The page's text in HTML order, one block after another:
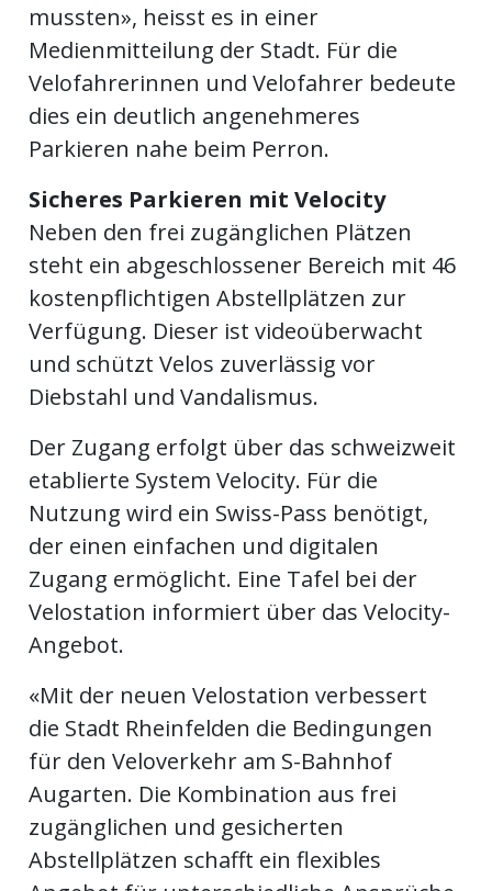
mussten», heisst es in einer
Medienmitteilung der Stadt. Für die
Velofahrerinnen und Velofahrer bedeute
dies ein deutlich angenehmeres
Parkieren nahe beim Perron.
Sicheres Parkieren mit Velocity
Neben den frei zugänglichen Plätzen
steht ein abgeschlossener Bereich mit 46
kostenpflichtigen Abstellplätzen zur
Verfügung. Dieser ist videoüberwacht
und schützt Velos zuverlässig vor
Diebstahl und Vandalismus.
Der Zugang erfolgt über das schweizweit
etablierte System Velocity. Für die
Nutzung wird ein Swiss-Pass benötigt,
der einen einfachen und digitalen
Zugang ermöglicht. Eine Tafel bei der
Velostation informiert über das Velocity-
Angebot.
«Mit der neuen Velostation verbessert
die Stadt Rheinfelden die Bedingungen
für den Veloverkehr am S-Bahnhof
Augarten. Die Kombination aus frei
zugänglichen und gesicherten
Abstellplätzen schafft ein flexibles